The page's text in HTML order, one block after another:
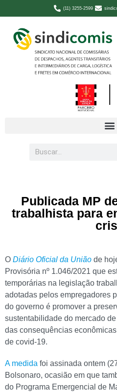
(11) 3255-2599
Publicada MP
trabalhista para
O Diário Oficial da União de
Provisória nº 1.046/2021 que
temporárias na legislação
adotadas pelos empregadores
do governo é promover a
sustentabilidade do mercado
das consequências
de covid-19.
A medida foi assinada ontem
Bolsonaro, ocasião em que
do Programa Emergencial de